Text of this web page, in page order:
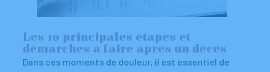
Les 10 principales étapes et
démarches à faire après un décès
Dans ces moments de douleur, il est essentiel de